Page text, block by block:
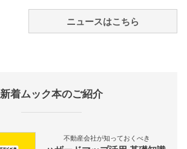
ニュースはこちら
新着ムック本のご紹介
不動産会社が知っておくべき